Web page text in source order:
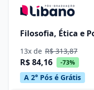
Filosofia, Ética e
13x de R$ 313,87
R$ 84,16 -73%
A 2° Pós é Grátis